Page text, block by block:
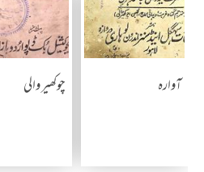
آوارہ چوکھیر والی